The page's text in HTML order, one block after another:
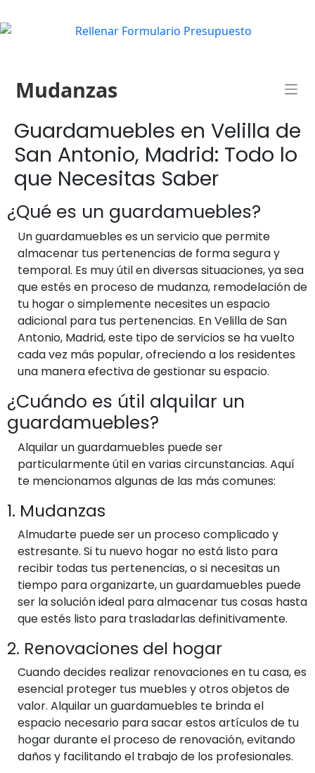
Mudanzas
Guardamuebles en Velilla de
San Antonio, Madrid: Todo lo
que Necesitas Saber
¿Qué es un guardamuebles?
Un guardamuebles es un servicio que permite
almacenar tus pertenencias de forma segura y
temporal. Es muy útil en diversas situaciones, ya sea
que estés en proceso de mudanza, remodelación de
tu hogar o simplemente necesites un espacio
adicional para tus pertenencias. En Velilla de San
Antonio, Madrid, este tipo de servicios se ha vuelto
cada vez más popular, ofreciendo a los residentes
una manera efectiva de gestionar su espacio.
¿Cuándo es útil alquilar un
guardamuebles?
Alquilar un guardamuebles puede ser
particularmente útil en varias circunstancias. Aquí
te mencionamos algunas de las más comunes:
1. Mudanzas
Almudarte puede ser un proceso complicado y
estresante. Si tu nuevo hogar no está listo para
recibir todas tus pertenencias, o si necesitas un
tiempo para organizarte, un guardamuebles puede
ser la solución ideal para almacenar tus cosas hasta
que estés listo para trasladarlas definitivamente.
2. Renovaciones del hogar
Cuando decides realizar renovaciones en tu casa, es
esencial proteger tus muebles y otros objetos de
valor. Alquilar un guardamuebles te brinda el
espacio necesario para sacar estos artículos de tu
hogar durante el proceso de renovación, evitando
daños y facilitando el trabajo de los profesionales.